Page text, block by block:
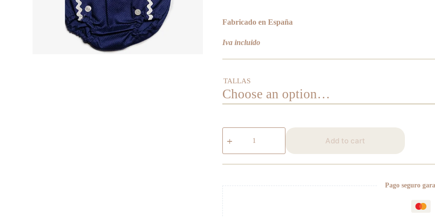
Fabricado en España
Iva incluido
TALLAS
Peto
azul
quantity
Add to cart
Pago seguro